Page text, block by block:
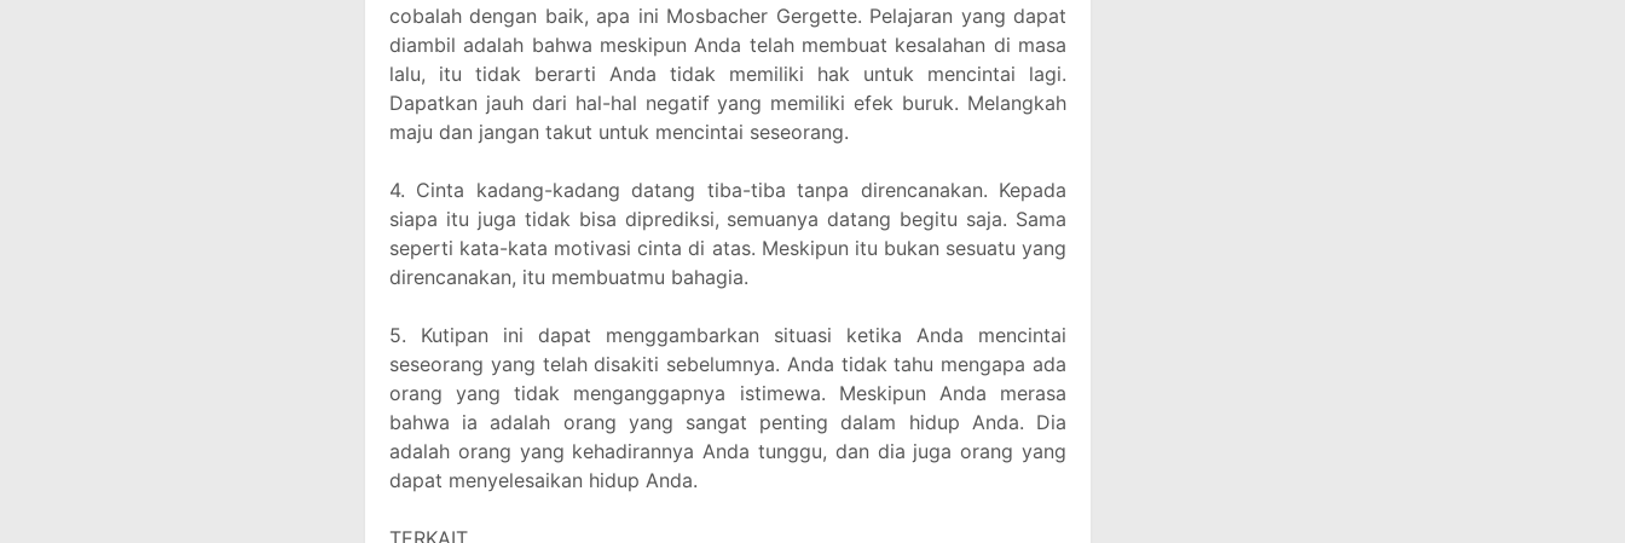
cobalah dengan baik, apa ini Mosbacher Gergette. Pelajaran yang dapat
diambil adalah bahwa meskipun Anda telah membuat kesalahan di masa
lalu, itu tidak berarti Anda tidak memiliki hak untuk mencintai lagi.
Dapatkan jauh dari hal-hal negatif yang memiliki efek buruk. Melangkah
maju dan jangan takut untuk mencintai seseorang.
4. Cinta kadang-kadang datang tiba-tiba tanpa direncanakan. Kepada
siapa itu juga tidak bisa diprediksi, semuanya datang begitu saja. Sama
seperti kata-kata motivasi cinta di atas. Meskipun itu bukan sesuatu yang
direncanakan, itu membuatmu bahagia.
5. Kutipan ini dapat menggambarkan situasi ketika Anda mencintai
seseorang yang telah disakiti sebelumnya. Anda tidak tahu mengapa ada
orang yang tidak menganggapnya istimewa. Meskipun Anda merasa
bahwa ia adalah orang yang sangat penting dalam hidup Anda. Dia
adalah orang yang kehadirannya Anda tunggu, dan dia juga orang yang
dapat menyelesaikan hidup Anda.
TERKAIT